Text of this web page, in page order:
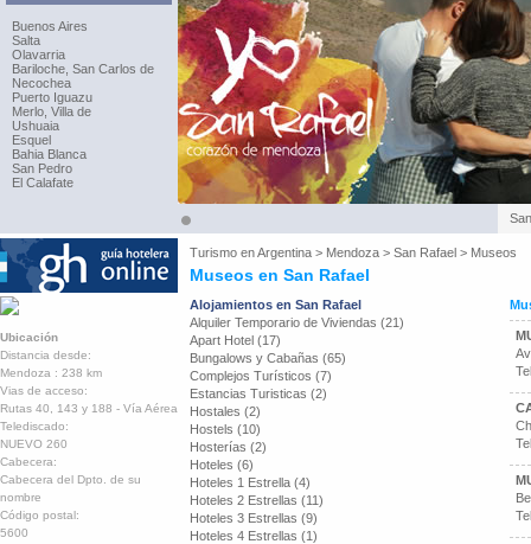
Buenos Aires
Salta
Olavarria
Bariloche, San Carlos de
Necochea
Puerto Iguazu
Merlo, Villa de
Ushuaia
Esquel
Bahia Blanca
San Pedro
El Calafate
Turismo enArgentina > Mendoza > San Rafael > Museos
Museos en San Rafael
Ubicación
Distancia desde:
Mendoza : 238 km
Vias de acceso:
Rutas 40, 143 y 188 - Vía Aérea
Telediscado:
NUEVO 260
Cabecera:
Cabecera del Dpto. de su
nombre
Código postal:
5600
Alojamientos en San Rafael
Alquiler Temporario de Viviendas (21)
Apart Hotel (17)
Bungalows y Cabañas (65)
Complejos Turísticos (7)
Estancias Turisticas (2)
Hostales (2)
Hostels (10)
Hosterías (2)
Hoteles (6)
Hoteles 1 Estrella (4)
Hoteles 2 Estrellas (11)
Hoteles 3 Estrellas (9)
Hoteles 4 Estrellas (1)